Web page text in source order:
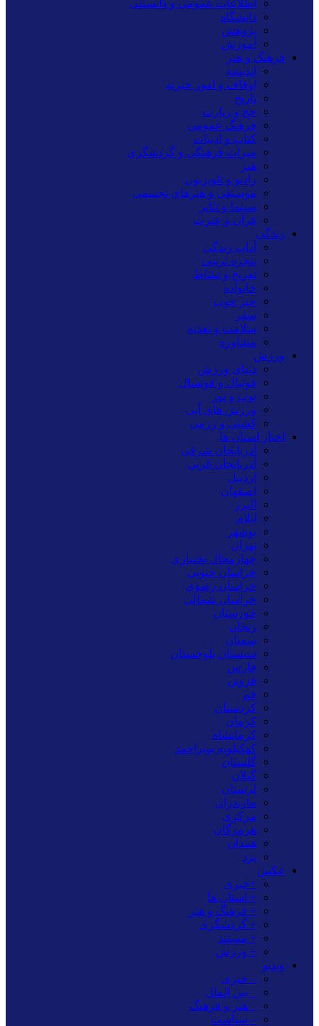
اطلاعات عمومی و دانستنی
دانشگاه
پژوهش
آموزش
فرهنگ و هنر
اندیشه
اوقاف و امور خیریه
تاریخ
حج و زیارت
فرهنگ عمومی
کتاب و ادبیات
میراث فرهنگی و گردشگری
هنر
رادیو و تلویزیون
موسیقی و هنرهای تجسمی
سینما و تئاتر
قرآن و عترت
زندگی
آداب زندگی
پنجره تربیت
تفریح و نشاط
خانواده
خبر خوب
سفر
سلامت و تغذیه
مشاوره
ورزش
دنیای ورزش
فوتبال و فوتسال
توپ و تور
ورزش های آبی
کشتی و رزمی
اخبار استان ها
آذربایجان شرقی
آذربایجان غربی
اردبیل
اصفهان
البرز
ایلام
بوشهر
تهران
چهارمحال بختیاری
خراسان جنوبی
خراسان رضوی
خراسان شمالی
خوزستان
زنجان
سمنان
سیستان بلوچستان
فارس
قزوین
قم
کردستان
کرمان
کرمانشاه
کهکیلویه بویراحمد
گلستان
گیلان
لرستان
مازندران
مرکزی
هرمزگان
همدان
یزد
عکس
+خبری
+ استان ها
+ فرهنگ و هنر
+ گردشگری
+ مستند
+ ورزش
ویدیو
– خبری
_ بین الملل
_ هنر و فرهنگ
– سیاست